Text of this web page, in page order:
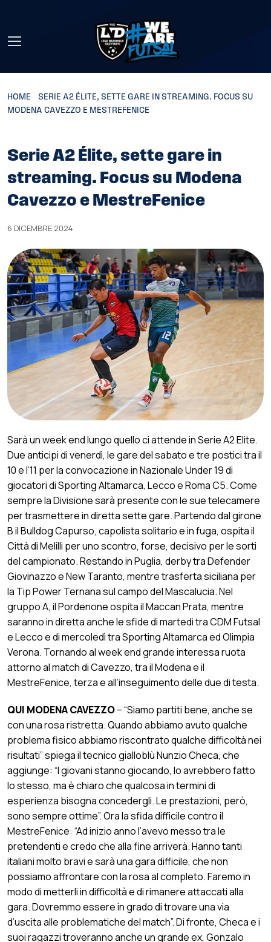
HOME
SERIE A2 ÉLITE, SETTE GARE IN STREAMING. FOCUS SU
MODENA CAVEZZO E MESTREFENICE
Serie A2 Élite, sette gare in
streaming. Focus su Modena
Cavezzo e MestreFenice
6 DICEMBRE 2024
Sarà un week end lungo quello ci attende in Serie A2 Elite.
Due anticipi di venerdì, le gare del sabato e tre postici tra il
10 e l’11 per la convocazione in Nazionale Under 19 di
giocatori di Sporting Altamarca, Lecco e Roma C5. Come
sempre la Divisione sarà presente con le sue telecamere
per trasmettere in diretta sette gare. Partendo dal girone
B il Bulldog Capurso, capolista solitario e in fuga, ospita il
Città di Melilli per uno scontro, forse, decisivo per le sorti
del campionato. Restando in Puglia, derby tra Defender
Giovinazzo e New Taranto, mentre trasferta siciliana per
la Tip Power Ternana sul campo del Mascalucia. Nel
gruppo A, il Pordenone ospita il Maccan Prata, mentre
saranno in diretta anche le sfide di martedì tra CDM Futsal
e Lecco e di mercoledì tra Sporting Altamarca ed Olimpia
Verona. Tornando al week end grande interessa ruota
attorno al match di Cavezzo, tra il Modena e il
MestreFenice, terza e all’inseguimento delle due di testa.
QUI MODENA CAVEZZO– “Siamo partiti bene, anche se
con una rosa ristretta. Quando abbiamo avuto qualche
problema fisico abbiamo riscontrato qualche difficoltà nei
risultati” spiega il tecnico gialloblù Nunzio Checa, che
aggiunge: “I giovani stanno giocando, lo avrebbero fatto
lo stesso, ma è chiaro che qualcosa in termini di
esperienza bisogna concedergli. Le prestazioni, però,
sono sempre ottime”. Ora la sfida difficile contro il
MestreFenice: “Ad inizio anno l’avevo messo tra le
pretendenti e credo che alla fine arriverà. Hanno tanti
italiani molto bravi e sarà una gara difficile, che non
possiamo affrontare con la rosa al completo. Faremo in
modo di metterli in difficoltà e di rimanere attaccati alla
gara. Dovremmo essere in grado di trovare una via
d’uscita alle problematiche del match”. Di fronte, Checa e i
suoi ragazzi troveranno anche un grande ex, Gonzalo